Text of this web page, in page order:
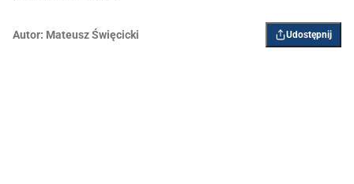
Autor: Mateusz Święcicki Udostępnij